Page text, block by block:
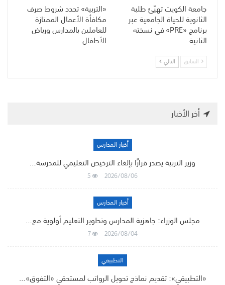
جامعة الكويت تهيّئ طلبة
الثانوية للحياة الجامعية عبر
برنامج «PRE» في نسخته
الثانية
«التربية» تحدد شروط صرف
مكافأة الأعمال الممتازة
للعاملين بالمدارس ورياض
الأطفال
السابق التالي
أخر الأخبار
أخبار المدارس
وزير التربية يصدر قرارًا بإلغاء الترخيص التعليمي للمدرسة…
2026/08/06
5
أخبار المدارس
مجلس الوزراء: جاهزية المدارس وتطوير التعليم أولوية مع…
2026/08/04
7
التطبيقي
«التطبيقي»: تقديم نماذج تحويل الرواتب لمستحقي «التفوق»…